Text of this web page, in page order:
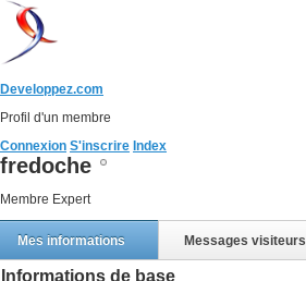
Developpez.com
Profil d'un membre
Connexion S'inscrire Index
fredoche
Membre Expert
Mes informations Messages visiteurs
Informations de base